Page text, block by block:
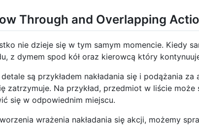
Through and Overlapping
nie dzieje się w tym samym momencie. Kiedy
z dymem spod kół oraz kierowcą który
detale są przykładem nakładania się i podążania
zatrzymuje. Na przykład, przedmiot w liście
się w odpowiednim miejscu.
wrażenia nakładania się akcji, możemy